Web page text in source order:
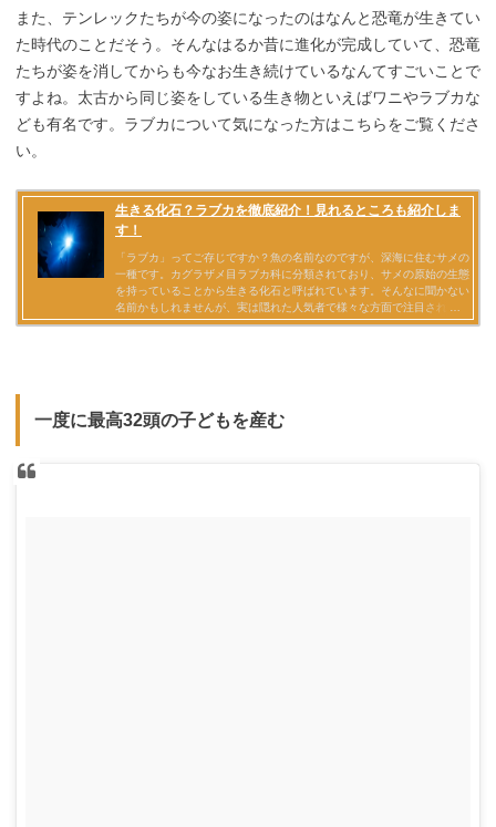
また、テンレックたちが今の姿になったのはなんと恐竜が生きてい
た時代のことだそう。そんなはるか昔に進化が完成していて、恐竜
たちが姿を消してからも今なお生き続けているなんてすごいことで
すよね。太古から同じ姿をしている生き物といえばワニやラブカな
ども有名です。ラブカについて気になった方はこちらをご覧くださ
い。
一度に最高32頭の子どもを産む